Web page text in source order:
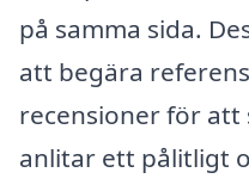
på samma sida.
att begära
recensioner för att
anlitar ett pålitligt